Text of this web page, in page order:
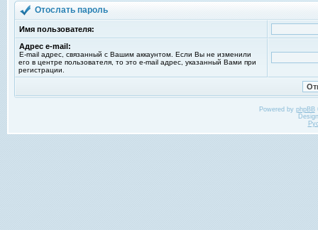
Отослать пароль
Имя пользователя:
Адрес e-mail:
E-mail адрес, связанный с Вашим аккаунтом. Если Вы не изменили
его в центре пользователя, то это e-mail адрес, указанный Вами при
регистрации.
Powered by phpBB